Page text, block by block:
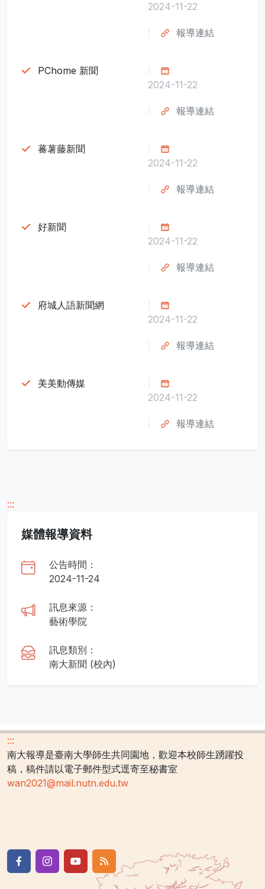
2024-11-22
報導連結
PChome 新聞
2024-11-22
報導連結
蕃薯藤新聞
2024-11-22
報導連結
好新聞
2024-11-22
報導連結
府城人語新聞網
2024-11-22
報導連結
美美動傳媒
2024-11-22
報導連結
:::
媒體報導資料
公告時間：
2024-11-24
訊息來源：
藝術學院
訊息類別：
南大新聞 (校內)
:::
南大報導是臺南大學師生共同園地，歡迎本校師生踴躍投
稿，稿件請以電子郵件型式逕寄至秘書室
wan2021@mail.nutn.edu.tw